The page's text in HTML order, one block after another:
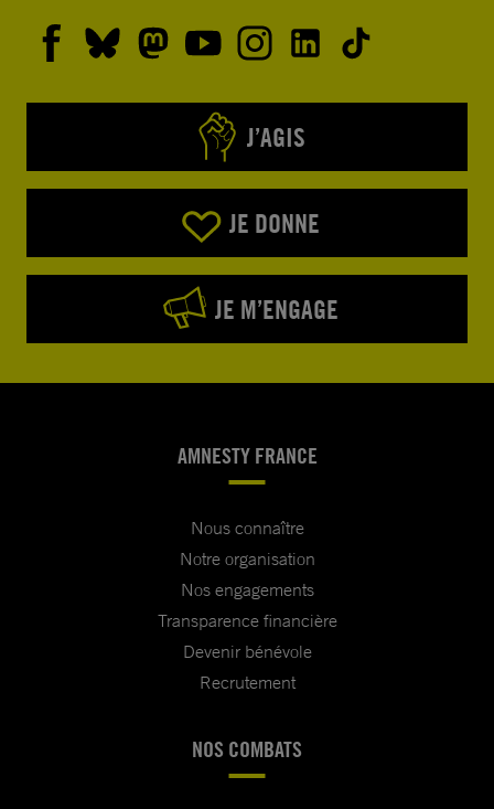
J’AGIS
JE DONNE
JE M’ENGAGE
AMNESTY FRANCE
Nous connaître
Notre organisation
Nos engagements
Transparence financière
Devenir bénévole
Recrutement
NOS COMBATS